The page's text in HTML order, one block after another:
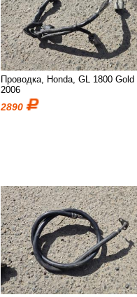
Проводка, Honda, GL 1800 Gold
2006
2890